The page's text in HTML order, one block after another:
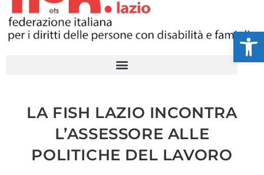
LA FISH LAZIO INCONTRA
L’ASSESSORE ALLE
POLITICHE DEL LAVORO